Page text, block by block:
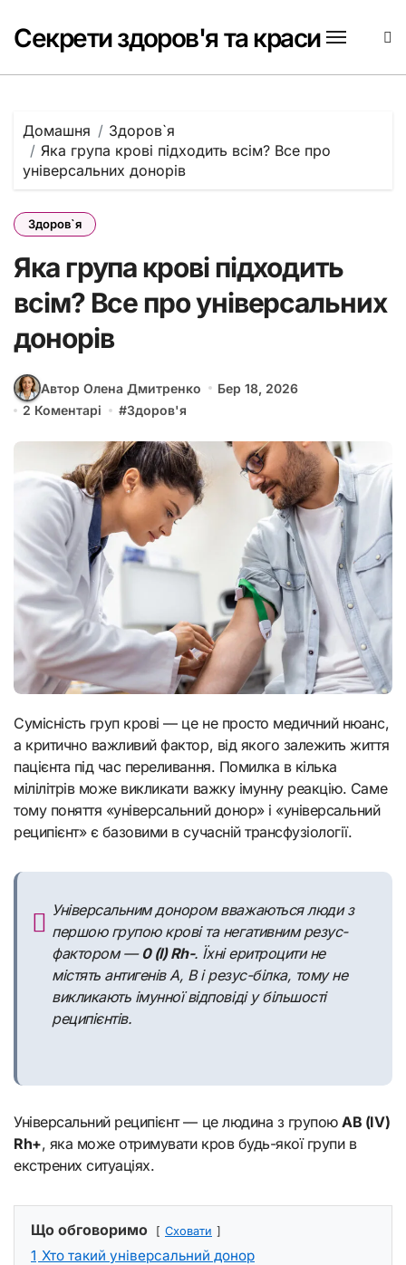
до
вмісту
Секрети здоров'я та краси
Домашня
Здоров`я
Яка група крові підходить всім? Все про
універсальних донорів
Здоров`я
Яка група крові підходить
всім? Все про універсальних
донорів
Автор Олена Дмитренко
Бер 18, 2026
2 Коментарі
#Здоров'я
Сумісність груп крові — це не просто медичний нюанс,
а критично важливий фактор, від якого залежить життя
пацієнта під час переливання. Помилка в кілька
мілілітрів може викликати важку імунну реакцію. Саме
тому поняття «універсальний донор» і «універсальний
реципієнт» є базовими в сучасній трансфузіології.
Універсальним донором вважаються люди з
першою групою крові та негативним резус-
фактором — 0 (I) Rh-. Їхні еритроцити не
містять антигенів A, B і резус-білка, тому не
викликають імунної відповіді у більшості
реципієнтів.
Універсальний реципієнт — це людина з групоюAB (IV)
Rh+, яка може отримувати кров будь-якої групи в
екстрених ситуаціях.
Що обговоримо Сховати
1 Хто такий універсальний донор